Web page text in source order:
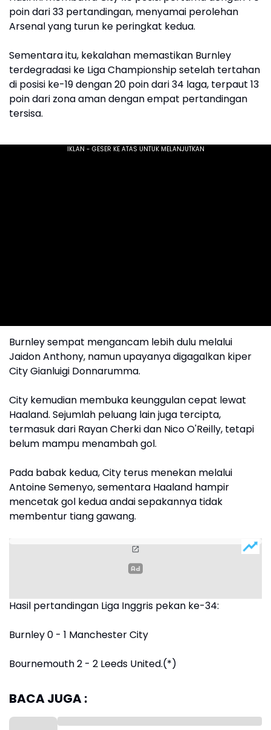
poin dari 33 pertandingan, menyamai perolehan
Arsenal yang turun ke peringkat kedua.
Sementara itu, kekalahan memastikan Burnley
terdegradasi ke Liga Championship setelah tertahan
di posisi ke-19 dengan 20 poin dari 34 laga, terpaut 13
poin dari zona aman dengan empat pertandingan
tersisa.
Burnley sempat mengancam lebih dulu melalui
Jaidon Anthony, namun upayanya digagalkan kiper
City Gianluigi Donnarumma.
City kemudian membuka keunggulan cepat lewat
Haaland. Sejumlah peluang lain juga tercipta,
termasuk dari Rayan Cherki dan Nico O'Reilly, tetapi
belum mampu menambah gol.
Pada babak kedua, City terus menekan melalui
Antoine Semenyo, sementara Haaland hampir
mencetak gol kedua andai sepakannya tidak
membentur tiang gawang.
Hasil pertandingan Liga Inggris pekan ke-34:
Burnley 0 - 1 Manchester City
Bournemouth 2 - 2 Leeds United.(*)
BACA JUGA :